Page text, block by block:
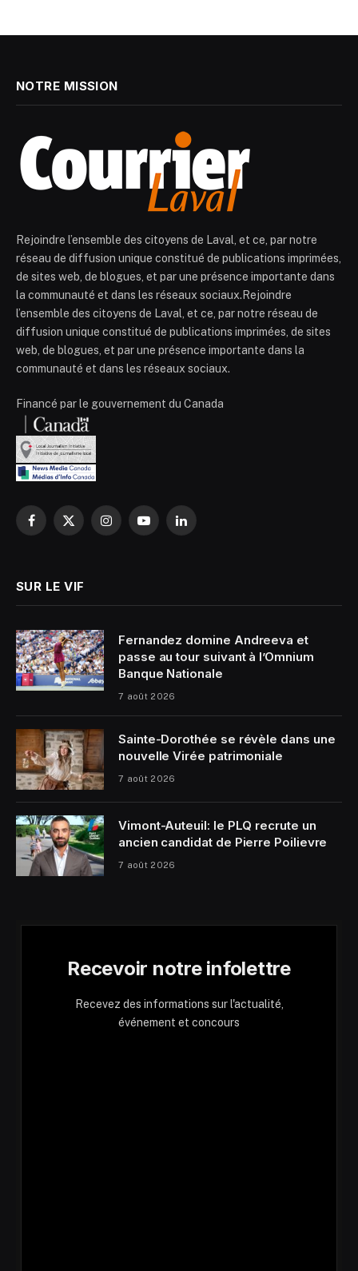
NOTRE MISSION
Rejoindre l’ensemble des citoyens de Laval, et ce, par notre
réseau de diffusion unique constitué de publications imprimées,
de sites web, de blogues, et par une présence importante dans
la communauté et dans les réseaux sociaux.Rejoindre
l’ensemble des citoyens de Laval, et ce, par notre réseau de
diffusion unique constitué de publications imprimées, de sites
web, de blogues, et par une présence importante dans la
communauté et dans les réseaux sociaux.
Financé par le gouvernement du Canada
Facebook
X
InstagramYouTubeLinkedIn
SUR LE VIF
Fernandez domine Andreeva et
passe au tour suivant à l’Omnium
Banque Nationale
7 août 2026
Sainte-Dorothée se révèle dans une
nouvelle Virée patrimoniale
7 août 2026
Vimont-Auteuil: le PLQ recrute un
ancien candidat de Pierre Poilievre
7 août 2026
Recevoir notre infolettre
Recevez des informations sur l'actualité,
événement et concours